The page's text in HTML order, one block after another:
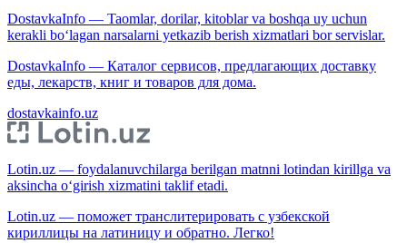
DostavkaInfo — Taomlar, dorilar, kitoblar va boshqa uy uchun
kerakli bo‘lagan narsalarni yetkazib berish xizmatlari bor servislar.
DostavkaInfo — Каталог сервисов, предлагающих доставку
еды, лекарств, книг и товаров для дома.
dostavkainfo.uz
Lotin.uz — foydalanuvchilarga berilgan matnni lotindan kirillga va
aksincha o‘girish xizmatini taklif etadi.
Lotin.uz — поможет транслитерировать с узбекской
кириллицы на латиницу и обратно. Легко!